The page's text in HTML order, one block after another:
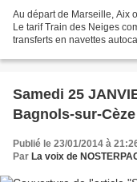
Au départ de Marseille, Aix
Le tarif Train des Neiges
transferts en navettes
Samedi 25
Bagnols-sur-
Publié le 23/01/2014 à
Par La voix de